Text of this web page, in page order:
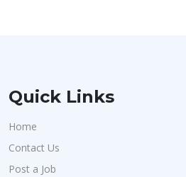
Quick Links
Home
Contact Us
Post a Job